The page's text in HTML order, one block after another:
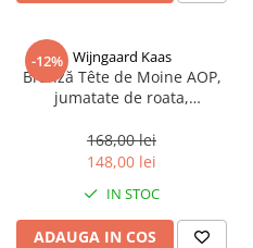
-12% Wijngaard Kaas
Brânză Tête de Moine AOP,
jumatate de roata,
168,00 lei
148,00 lei
IN STOC
ADAUGA IN COS